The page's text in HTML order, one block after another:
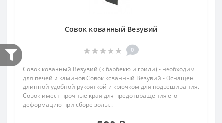
Совок кованный Везувий
0
Совок кованный Везувий (к барбекю и грили) - необходим
для печей и каминов.Совок кованный Везувий - Оснащен
длинной удобной рукояткой и крючком для подвешивания.
Совок имеет прочные края для предотвращения его
деформацию при сборе золы...